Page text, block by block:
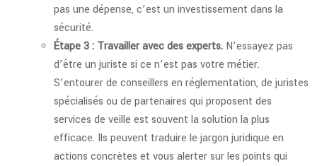
pas une dépense, c’est un investissement dans la
sécurité.
Étape 3 : Travailler avec des experts. N’essayez pas
d’être un juriste si ce n’est pas votre métier.
S’entourer de conseillers en réglementation, de juristes
spécialisés ou de partenaires qui proposent des
services de veille est souvent la solution la plus
efficace. Ils peuvent traduire le jargon juridique en
actions concrètes et vous alerter sur les points qui